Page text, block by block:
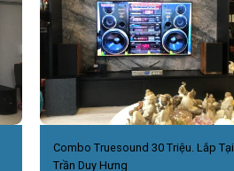
Combo Truesound 30 Triệu. Lắp Tại
Trần Duy Hưng